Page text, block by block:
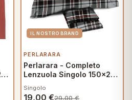
PERLARARA
Perlarara - Completo
Lenzuola Singolo 150x280
C251
Singolo
19,00 €29,00€